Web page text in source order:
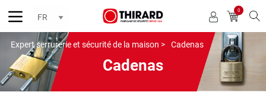
0
Expert serrurerie et sécurité de la maison > Cadenas
Cadenas